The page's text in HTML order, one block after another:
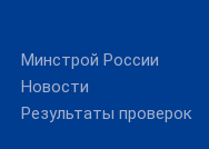
Минстрой России
Новости
Результаты проверок